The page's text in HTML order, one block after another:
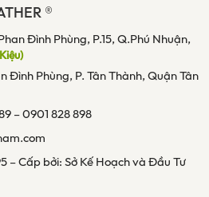
®
Đình Phùng, P.15, Q.Phú Nhuận,
Đình Phùng, P. Tân Thành, Quận Tân
–0901 828 898
– Cấp bởi: Sở Kế Hoạch và Đầu Tư